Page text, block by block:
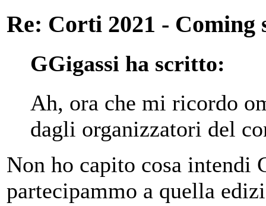
Re: Corti 2021 - Coming
GGigassi ha scritto:
Ah, ora che mi ricordo
dagli organizzatori del
Non ho capito cosa intendi
partecipammo a quella